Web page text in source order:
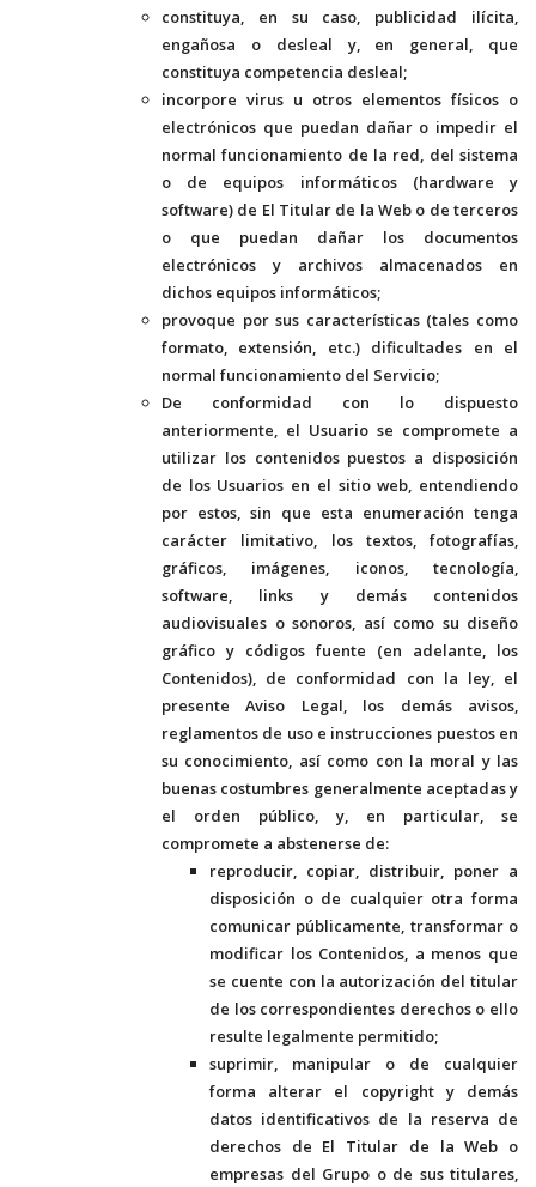
constituya, en su caso, publicidad ilícita,
engañosa o desleal y, en general, que
constituya competencia desleal;
incorpore virus u otros elementos físicos o
electrónicos que puedan dañar o impedir el
normal funcionamiento de la red, del sistema
o de equipos informáticos (hardware y
software) de El Titular de la Web o de terceros
o que puedan dañar los documentos
electrónicos y archivos almacenados en
dichos equipos informáticos;
provoque por sus características (tales como
formato, extensión, etc.) dificultades en el
normal funcionamiento del Servicio;
De conformidad con lo dispuesto
anteriormente, el Usuario se compromete a
utilizar los contenidos puestos a disposición
de los Usuarios en el sitio web, entendiendo
por estos, sin que esta enumeración tenga
carácter limitativo, los textos, fotografías,
gráficos, imágenes, iconos, tecnología,
software, links y demás contenidos
audiovisuales o sonoros, así como su diseño
gráfico y códigos fuente (en adelante, los
Contenidos), de conformidad con la ley, el
presente Aviso Legal, los demás avisos,
reglamentos de uso e instrucciones puestos en
su conocimiento, así como con la moral y las
buenas costumbres generalmente aceptadas y
el orden público, y, en particular, se
compromete a abstenerse de:
reproducir, copiar, distribuir, poner a
disposición o de cualquier otra forma
comunicar públicamente, transformar o
modificar los Contenidos, a menos que
se cuente con la autorización del titular
de los correspondientes derechos o ello
resulte legalmente permitido;
suprimir, manipular o de cualquier
forma alterar el copyright y demás
datos identificativos de la reserva de
derechos de El Titular de la Web o
empresas del Grupo o de sus titulares,